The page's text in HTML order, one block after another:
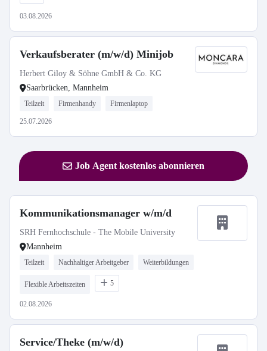
03.08.2026
Verkaufsberater (m/w/d) Minijob
Herbert Giloy & Söhne GmbH & Co. KG
Saarbrücken, Mannheim
Teilzeit Firmenhandy Firmenlaptop
25.07.2026
Job Agent kostenlos abonnieren
Kommunikationsmanager w/m/d
SRH Fernhochschule - The Mobile University
Mannheim
Teilzeit Nachhaltiger Arbeitgeber Weiterbildungen
Flexible Arbeitszeiten 5
02.08.2026
Service/Theke (m/w/d)